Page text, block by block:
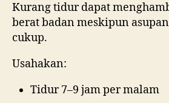
Kurang tidur dapat
berat badan meskipun
cukup.
Usahakan:
Tidur 7–9 jam per malam